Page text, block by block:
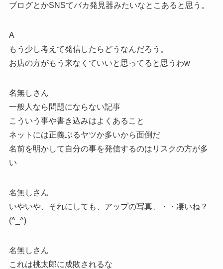
ブログとかSNSてバカ発見器みたいなとこあると思う。
A
もう少し考えて発信したらどうなんだろう。
お店の方がもう来なくていいと思ってると思うわw
名無しさん
一般人なら問題にならない記事
こういう事や書き込みはよくあること
ネットには正義ぶるヤツか多いから面倒だ
名前を明かして自分の事を発信するのはリスクの方が多
い
名無しさん
いやいや、それにしても、アップの写真、・・凄いね？
(^_^)
名無しさん
これは桃太郎に成敗されるな